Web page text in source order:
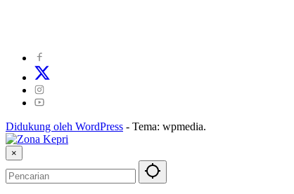
Didukung oleh WordPress - Tema: wpmedia.
×